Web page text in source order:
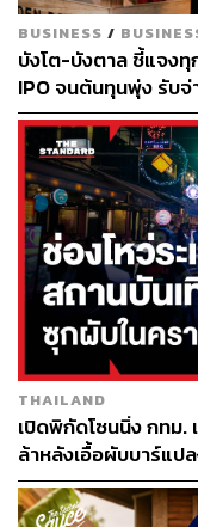
และเนื่องจากร้านเน้
ของผนังและเพดานที่
ไม้ฉลุเป็นรู เหมือนแ
ดนตรี นอกจากดีไซน์
แล้ว ก็ยังดูเข้ากับโซ
BUSINESS /
บังโต-บังตาล ชี้แจงทุก
IPO จนต้นทุนพุ่ง รับจ่
เงินประกันสังคม
THAILAND
เปิดพิกัดโซนนิ่ง กทม.
ล้าหลังเอื้อผับบาร์แป